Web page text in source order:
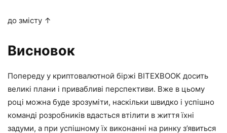
до змісту ↑
Висновок
Попереду у криптовалютной біржі BITEXBOOK досить
великі плани і привабливі перспективи. Вже в цьому
році можна буде зрозуміти, наскільки швидко і успішно
команді розробників вдасться втілити в життя їхні
задуми, а при успішному їх виконанні на ринку з’явиться